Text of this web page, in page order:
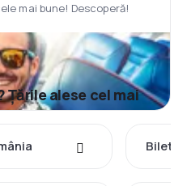
mai bune! Descoperă!
Țările alese cel mai
Bilete